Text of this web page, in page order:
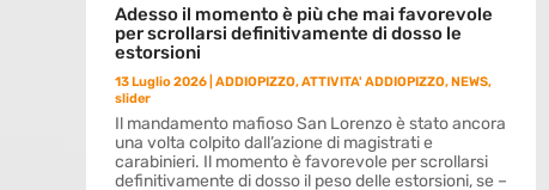
Adesso il momento è più che mai favorevole
per scrollarsi definitivamente di dosso le
estorsioni
13 Luglio 2026 ADDIOPIZZO,ATTIVITA' ADDIOPIZZO,NEWS,
slider
Il mandamento mafioso San Lorenzo è stato ancora
una volta colpito dall’azione di magistrati e
carabinieri. Il momento è favorevole per scrollarsi
definitivamente di dosso il peso delle estorsioni, se –